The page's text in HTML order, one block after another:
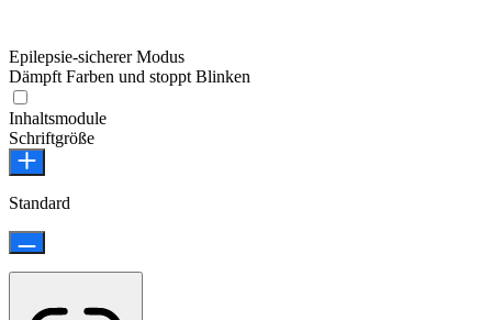
Epilepsie-sicherer Modus
Dämpft Farben und stoppt Blinken
Inhaltsmodule
Schriftgröße
Standard